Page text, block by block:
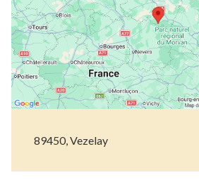
89450, Vezelay